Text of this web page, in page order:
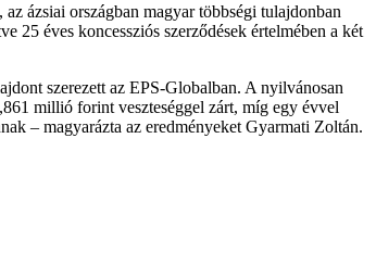
ázsiai országban magyar többségi tulajdonban
25 éves koncessziós szerződések értelmében a két
szerezett az EPS-Globalban. A nyilvánosan
millió forint veszteséggel zárt, míg egy évvel
– magyarázta az eredményeket Gyarmati Zoltán.